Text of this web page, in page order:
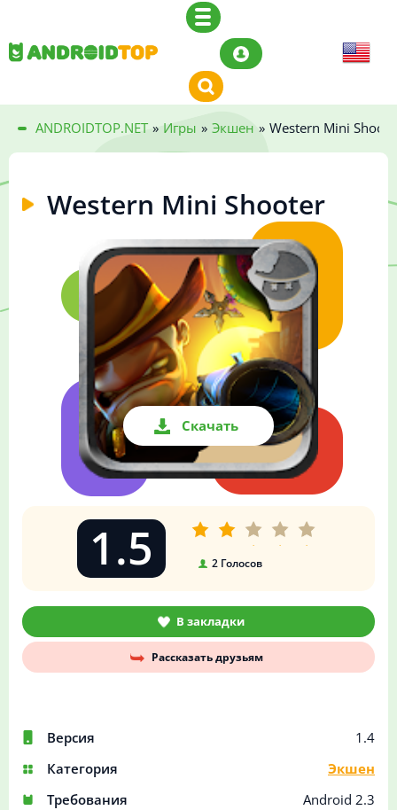
ANDROIDTOP.NET » Игры » Экшен » Western Mini
Western Mini Shooter
Скачать
Версия
1.4
Категория
Экшен
Требования
Android 2.3
1.5 2Голосов
В закладки
Рассказать друзьям